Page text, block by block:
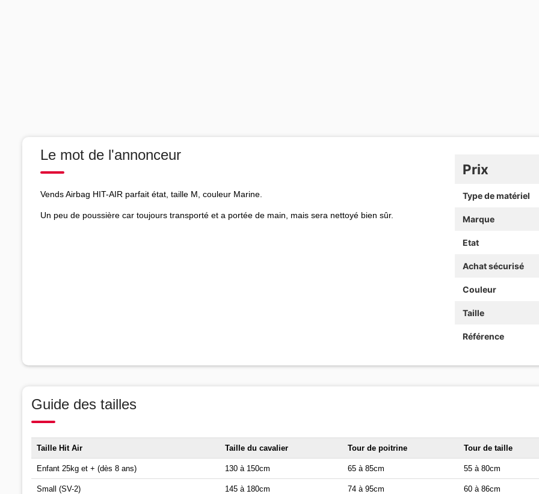
Le mot de l'annonceur
Vends Airbag HIT-AIR parfait état, taille M, couleur Marine.
Un peu de poussière car toujours transporté et a portée de main, mais sera nettoyé bien sûr.
Prix
Type de matériel
Marque
Etat
Achat sécurisé
Couleur
Taille
Référence
Guide des tailles
Taille Hit Air Taille du cavalier Tour de poitrine Tour de taille
Enfant 25kg et + (dès 8 ans) 130 à 150cm 65 à 85cm 55 à 80cm
Small (SV-2) 145 à 180cm 74 à 95cm 60 à 86cm